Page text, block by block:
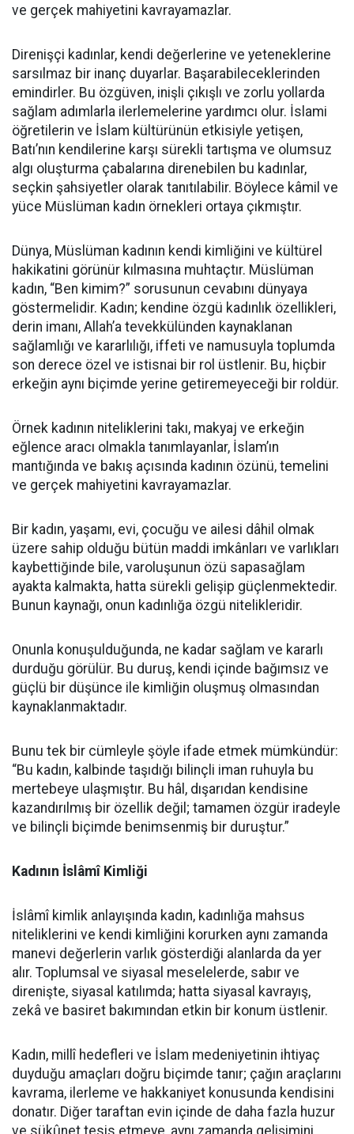
ve gerçek mahiyetini kavrayamazlar.
Direnişçi kadınlar, kendi değerlerine ve yeteneklerine
sarsılmaz bir inanç duyarlar. Başarabileceklerinden
emindirler. Bu özgüven, inişli çıkışlı ve zorlu yollarda
sağlam adımlarla ilerlemelerine yardımcı olur. İslami
öğretilerin ve İslam kültürünün etkisiyle yetişen,
Batı’nın kendilerine karşı sürekli tartışma ve olumsuz
algı oluşturma çabalarına direnebilen bu kadınlar,
seçkin şahsiyetler olarak tanıtılabilir. Böylece kâmil ve
yüce Müslüman kadın örnekleri ortaya çıkmıştır.
Dünya, Müslüman kadının kendi kimliğini ve kültürel
hakikatini görünür kılmasına muhtaçtır. Müslüman
kadın, “Ben kimim?” sorusunun cevabını dünyaya
göstermelidir. Kadın; kendine özgü kadınlık özellikleri,
derin imanı, Allah’a tevekkülünden kaynaklanan
sağlamlığı ve kararlılığı, iffeti ve namusuyla toplumda
son derece özel ve istisnai bir rol üstlenir. Bu, hiçbir
erkeğin aynı biçimde yerine getiremeyeceği bir roldür.
Örnek kadının niteliklerini takı, makyaj ve erkeğin
eğlence aracı olmakla tanımlayanlar, İslam’ın
mantığında ve bakış açısında kadının özünü, temelini
ve gerçek mahiyetini kavrayamazlar.
Bir kadın, yaşamı, evi, çocuğu ve ailesi dâhil olmak
üzere sahip olduğu bütün maddi imkânları ve varlıkları
kaybettiğinde bile, varoluşunun özü sapasağlam
ayakta kalmakta, hatta sürekli gelişip güçlenmektedir.
Bunun kaynağı, onun kadınlığa özgü nitelikleridir.
Onunla konuşulduğunda, ne kadar sağlam ve kararlı
durduğu görülür. Bu duruş, kendi içinde bağımsız ve
güçlü bir düşünce ile kimliğin oluşmuş olmasından
kaynaklanmaktadır.
Bunu tek bir cümleyle şöyle ifade etmek mümkündür:
“Bu kadın, kalbinde taşıdığı bilinçli iman ruhuyla bu
mertebeye ulaşmıştır. Bu hâl, dışarıdan kendisine
kazandırılmış bir özellik değil; tamamen özgür iradeyle
ve bilinçli biçimde benimsenmiş bir duruştur.”
Kadının İslâmî Kimliği
İslâmî kimlik anlayışında kadın, kadınlığa mahsus
niteliklerini ve kendi kimliğini korurken aynı zamanda
manevi değerlerin varlık gösterdiği alanlarda da yer
alır. Toplumsal ve siyasal meselelerde, sabır ve
direnişte, siyasal katılımda; hatta siyasal kavrayış,
zekâ ve basiret bakımından etkin bir konum üstlenir.
Kadın, millî hedefleri ve İslam medeniyetinin ihtiyaç
duyduğu amaçları doğru biçimde tanır; çağın araçlarını
kavrama, ilerleme ve hakkaniyet konusunda kendisini
donatır. Diğer taraftan evin içinde de daha fazla huzur
ve sükûnet tesis etmeye, aynı zamanda gelişimini